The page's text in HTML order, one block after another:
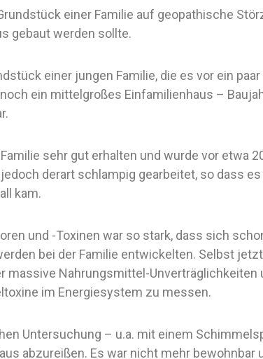
einer Familie auf geopathische
gebaut werden sollte.
einer jungen Familie, die es vor ein
ein mittelgroßes Einfamilienhaus –
sehr gut erhalten und wurde vor etwa
derart schlampig gearbeitet, so dass
kam.
und -Toxinen war so stark, dass sich
bei der Familie entwickelten. Selbst
massive Nahrungsmittel-Unverträglichkeiten
im Energiesystem zu messen.
Untersuchung – u.a. mit einem
abzureißen. Es war nicht mehr bewohnbar